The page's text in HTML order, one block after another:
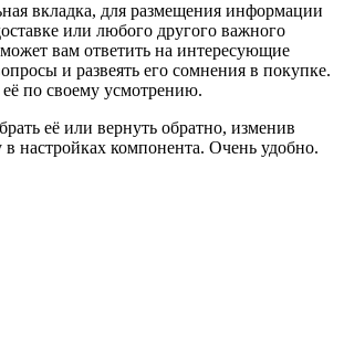
вкладка, для размещения информации
или любого другого важного
вам ответить на интересующие
и развеять его сомнения в покупке.
по своему усмотрению.
её или вернуть обратно, изменив
в настройках компонента. Очень удобно.